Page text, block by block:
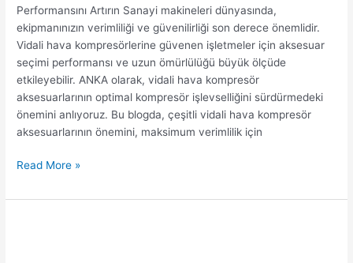
Performansını Artırın Sanayi makineleri dünyasında,
ekipmanınızın verimliliği ve güvenilirliği son derece önemlidir.
Vidali hava kompresörlerine güvenen işletmeler için aksesuar
seçimi performansı ve uzun ömürlülüğü büyük ölçüde
etkileyebilir. ANKA olarak, vidali hava kompresör
aksesuarlarının optimal kompresör işlevselliğini sürdürmedeki
önemini anlıyoruz. Bu blogda, çeşitli vidali hava kompresör
aksesuarlarının önemini, maksimum verimlilik için
Read More »